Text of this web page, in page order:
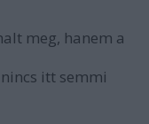
meg, hanem a
itt semmi